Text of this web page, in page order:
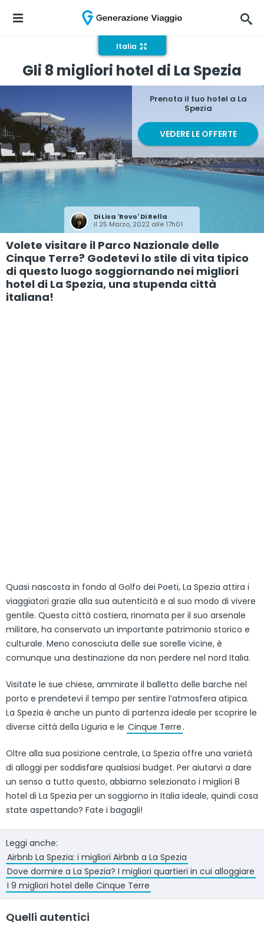
Italia
Gli 8 migliori hotel di La Spezia
DiLisa 'Rovo' Di Rella
il 25 Marzo, 2022 alle 17h01
Prenota il tuo hotel a La
Spezia
VEDERE LE OFFERTE
Volete visitare il Parco Nazionale delle
Cinque Terre? Godetevi lo stile di vita tipico
di questo luogo soggiornando nei migliori
hotel di La Spezia, una stupenda città
italiana!
Quasi nascosta in fondo al Golfo dei Poeti, La Spezia attira i
viaggiatori grazie alla sua autenticità e al suo modo di vivere
gentile. Questa città costiera, rinomata per il suo arsenale
militare, ha conservato un importante patrimonio storico e
culturale. Meno conosciuta delle sue sorelle vicine, è
comunque una destinazione da non perdere nel nord Italia.
Visitate le sue chiese, ammirate il balletto delle barche nel
porto e prendetevi il tempo per sentire l’atmosfera atipica.
La Spezia è anche un punto di partenza ideale per scoprire le
diverse città della Liguria e le Cinque Terre .
Oltre alla sua posizione centrale, La Spezia offre una varietà
di alloggi per soddisfare qualsiasi budget. Per aiutarvi a dare
un senso a tutto questo, abbiamo selezionato i migliori 8
hotel di La Spezia per un soggiorno in Italia ideale, quindi cosa
state aspettando? Fate i bagagli!
Leggi anche:
Airbnb La Spezia: i migliori Airbnb a La Spezia
Dove dormire a La Spezia? I migliori quartieri in cui alloggiare
I 9 migliori hotel delle Cinque Terre
Quelli autentici